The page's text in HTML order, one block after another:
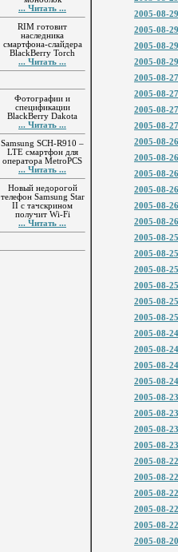
... Читать ...
RIM готовит
наследника
смартфона-слайдера
BlackBerry Torch
... Читать ...
Фотографии и
спецификации
BlackBerry Dakota
... Читать ...
Samsung SCH-R910 –
LTE смартфон для
оператора MetroPCS
... Читать ...
Новый недорогой
телефон Samsung Star
II с тачскрином
получит Wi-Fi
... Читать ...
2005-08-29
2005-08-29
2005-08-29
2005-08-29
2005-08-27
2005-08-27
2005-08-27
2005-08-27
2005-08-26
2005-08-26
2005-08-26
2005-08-26
2005-08-26
2005-08-26
2005-08-25
2005-08-25
2005-08-25
2005-08-25
2005-08-25
2005-08-25
2005-08-24
2005-08-24
2005-08-24
2005-08-24
2005-08-23
2005-08-23
2005-08-23
2005-08-23
2005-08-22
2005-08-22
2005-08-22
2005-08-22
2005-08-22
2005-08-20